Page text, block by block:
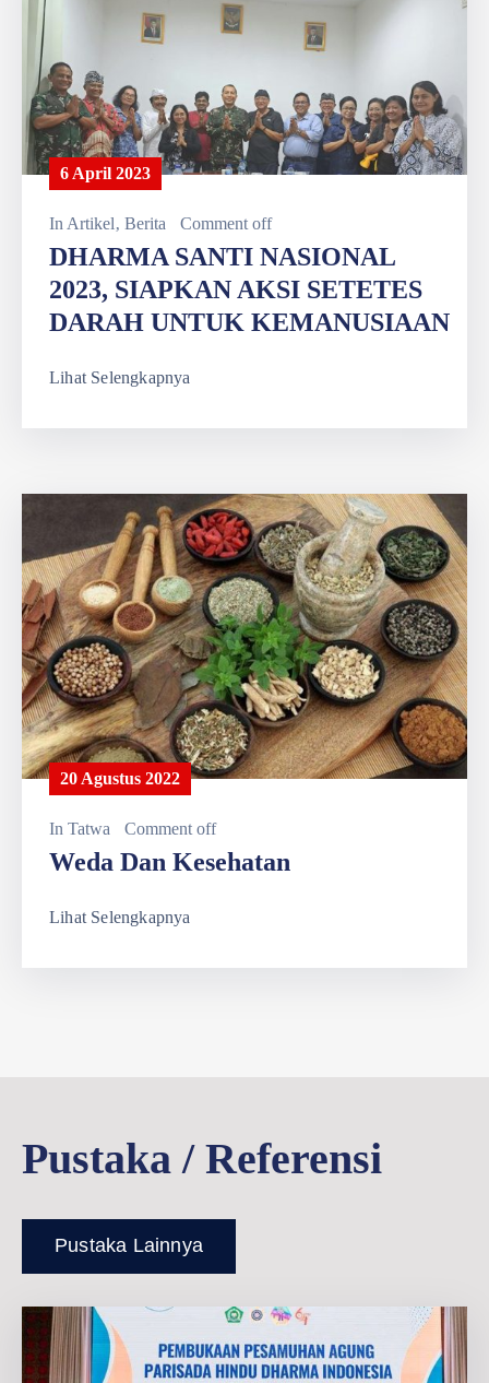
6 April 2023
InArtikel‚ Berita Comment off
DHARMA SANTI NASIONAL
2023, SIAPKAN AKSI SETETES
DARAH UNTUK KEMANUSIAAN
Lihat Selengkapnya
20 Agustus 2022
In Tatwa Comment off
Weda Dan Kesehatan
Lihat Selengkapnya
Pustaka / Referensi
Pustaka Lainnya